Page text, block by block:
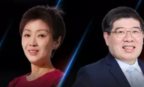
ถัดไปมีแนวโน้มกระทบหมวด
มา
การออกร่างกฎหมายใหม่มีแน
government shutdown ใน
ผ่านสภาคองเกรสมากขึ้นเมื่อ
พรรครีพับลิกันครองเสียงข้าง